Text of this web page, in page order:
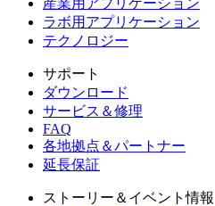
ラボ用アプリケーション
テクノロジー
サポート
ダウンロード
サービス＆修理
FAQ
各地拠点＆パートナー
延長保証
ストーリー＆イベント情報